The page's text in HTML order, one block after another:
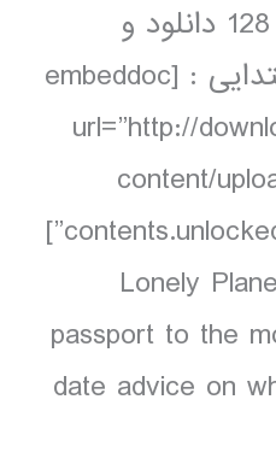
128 pp colour, 71 maps دانلود و
مشاهده صفحات ابتدایی : [embeddoc
url=”http://
content/
contents.unlocked.pdf” download=”all”]
Lonely
passport to the
date advice on